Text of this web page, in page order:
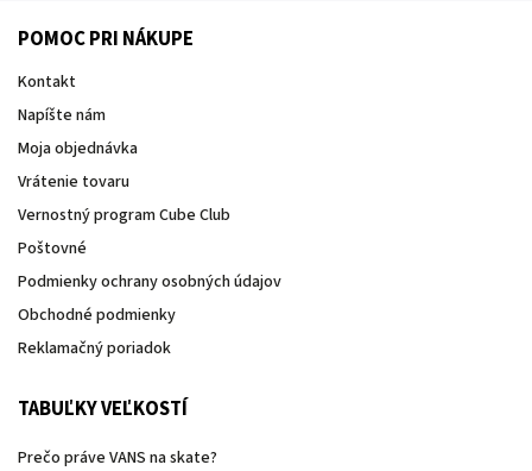
POMOC PRI NÁKUPE
Kontakt
Napíšte nám
Moja objednávka
Vrátenie tovaru
Vernostný program Cube Club
Poštovné
Podmienky ochrany osobných údajov
Obchodné podmienky
Reklamačný poriadok
TABUĽKY VEĽKOSTÍ
Prečo práve VANS na skate?